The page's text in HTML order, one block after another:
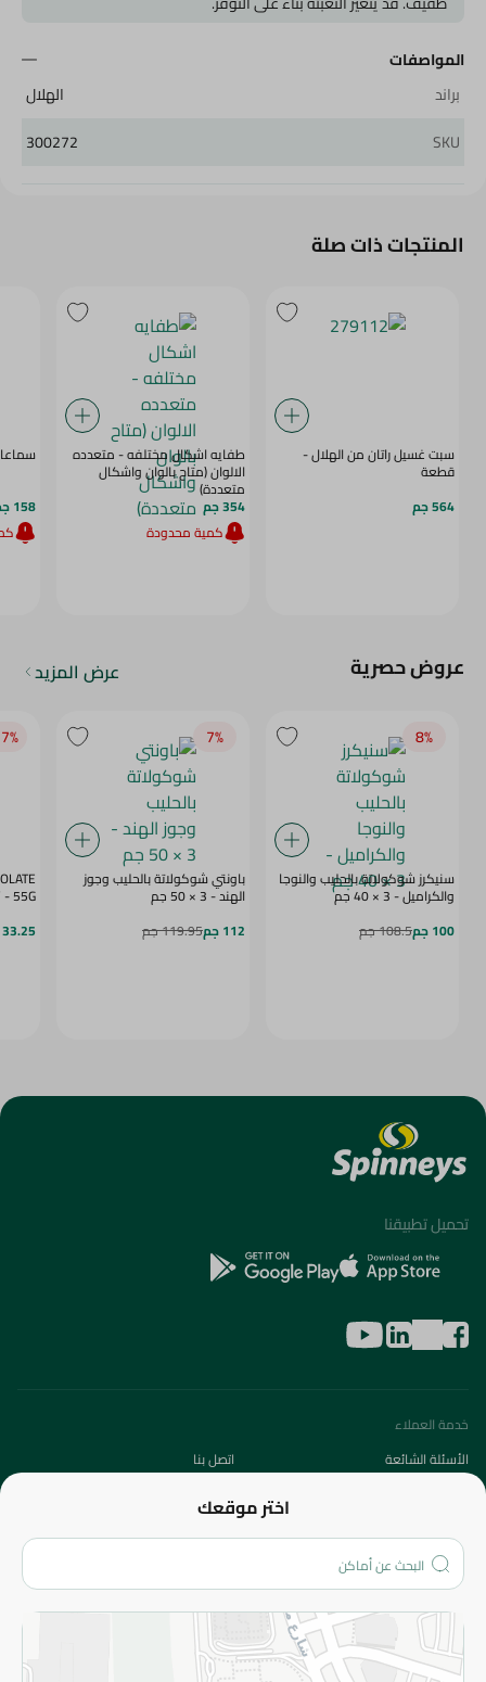
المواصفات
براند
الهلال
SKU
300272
المنتجات ذات صلة
سبت غسيل راتان من الهلال -
قطعة
564 جم
طفايه اشكال مختلفه - متعدده
الالوان (متاح بالوان واشكال
متعددة)
354 جم
كمية محدودة
سماعات
158 جم
عروض حصرية عرض المزيد
8‎%‎
سنيكرز شوكولاتة بالحليب والنوجا
والكراميل - 3 × 40 جم
100 جم
108.5 جم
7‎%‎
باونتي شوكولاتة بالحليب وجوز
الهند - 3 × 50 جم
112 جم
119.95 جم
BERRY - 55G
33.25 جم
اختر موقعك
تحميل تطبيقنا
خدمة العملاء
الأسئلة الشائعة
اتصل بنا
من نحن؟
الفروع
المزيد
الاسترجاع
سياسة الاستخدام
سياسة الخصوصية